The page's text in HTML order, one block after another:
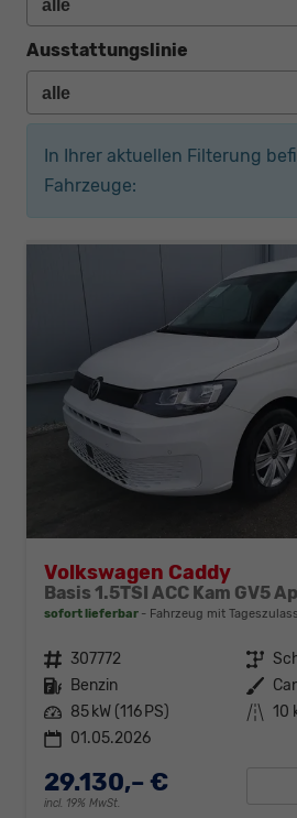
Ausstattungslinie
In Ihrer aktuellen Filterung
Fahrzeuge:
Volkswagen Caddy
Basis 1.5TSI ACC Kam GV5
sofort lieferbar Fahrzeug mit
Fahrzeugnr. 307772 Getriebe
Kraftstoff Benzin Außenfarbe
Leistung 85 kW (116 PS) Kilometerstand 10
01.05.2026
29.130,– €
incl. 19% MwSt.